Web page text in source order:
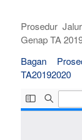
Prosedur
Genap TA
Bagan
TA20192020